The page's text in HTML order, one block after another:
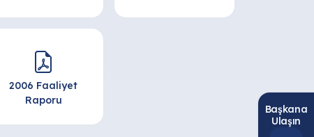
2006 Faaliyet
Raporu
Başkana
Ulaşın